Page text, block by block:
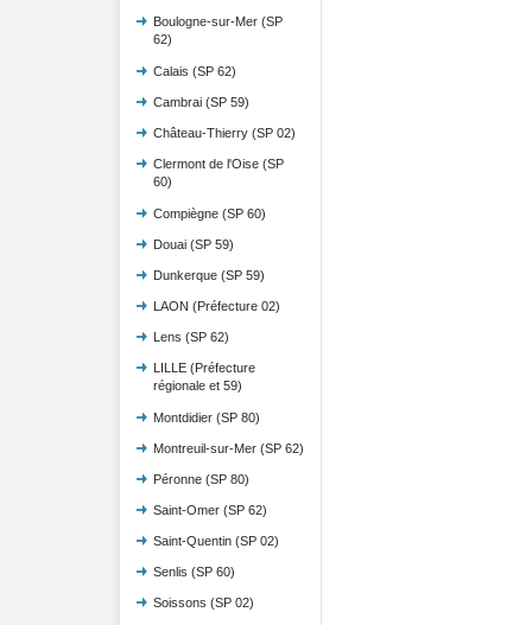
Boulogne-sur-Mer (SP
62)
Calais (SP 62)
Cambrai (SP 59)
Château-Thierry (SP 02)
Clermont de l'Oise (SP
60)
Compiègne (SP 60)
Douai (SP 59)
Dunkerque (SP 59)
LAON (Préfecture 02)
Lens (SP 62)
LILLE (Préfecture
régionale et 59)
Montdidier (SP 80)
Montreuil-sur-Mer (SP 62)
Péronne (SP 80)
Saint-Omer (SP 62)
Saint-Quentin (SP 02)
Senlis (SP 60)
Soissons (SP 02)